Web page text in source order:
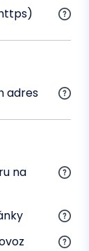
adres
na